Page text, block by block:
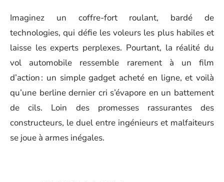
Imaginez un coffre-fort roulant, bardé de
technologies, qui défie les voleurs les plus habiles et
laisse les experts perplexes. Pourtant, la réalité du
vol automobile ressemble rarement à un film
d’action : un simple gadget acheté en ligne, et voilà
qu’une berline dernier cri s’évapore en un battement
de cils. Loin des promesses rassurantes des
constructeurs, le duel entre ingénieurs et malfaiteurs
se joue à armes inégales.